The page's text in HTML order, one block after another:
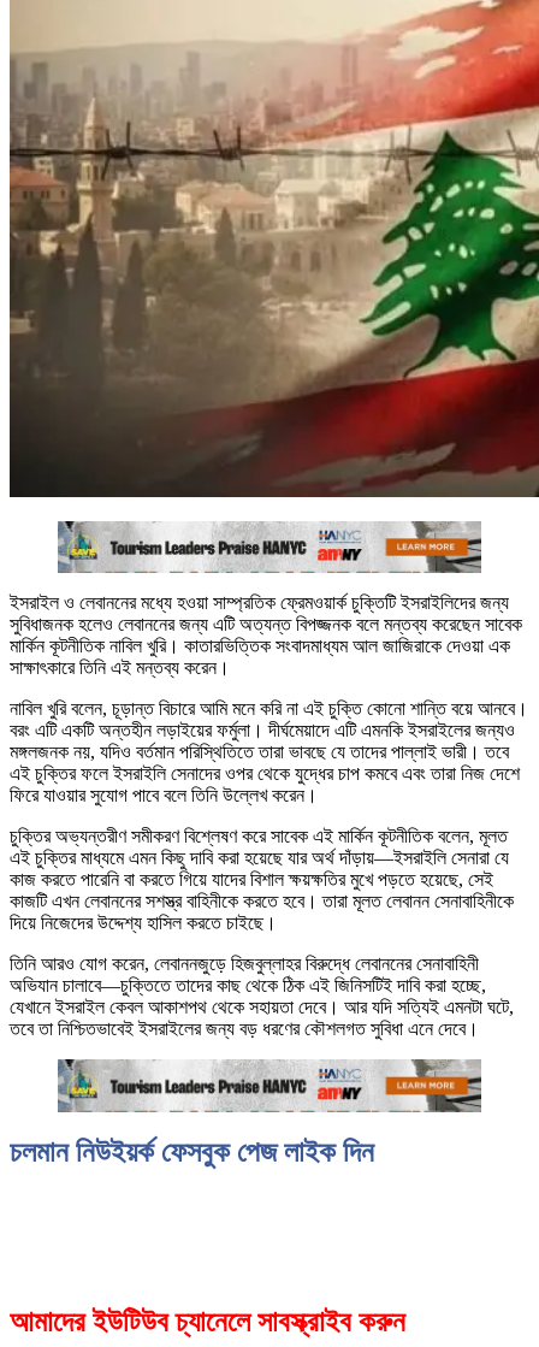
ইসরাইল ও লেবাননের মধ্যে হওয়া সাম্প্রতিক ফ্রেমওয়ার্ক চুক্তিটি ইসরাইলিদের জন্য
সুবিধাজনক হলেও লেবাননের জন্য এটি অত্যন্ত বিপজ্জনক বলে মন্তব্য করেছেন সাবেক
মার্কিন কূটনীতিক নাবিল খুরি। কাতারভিত্তিক সংবাদমাধ্যম আল জাজিরাকে দেওয়া এক
সাক্ষাৎকারে তিনি এই মন্তব্য করেন।
নাবিল খুরি বলেন, চূড়ান্ত বিচারে আমি মনে করি না এই চুক্তি কোনো শান্তি বয়ে আনবে।
বরং এটি একটি অন্তহীন লড়াইয়ের ফর্মুলা। দীর্ঘমেয়াদে এটি এমনকি ইসরাইলের জন্যও
মঙ্গলজনক নয়, যদিও বর্তমান পরিস্থিতিতে তারা ভাবছে যে তাদের পাল্লাই ভারী। তবে
এই চুক্তির ফলে ইসরাইলি সেনাদের ওপর থেকে যুদ্ধের চাপ কমবে এবং তারা নিজ দেশে
ফিরে যাওয়ার সুযোগ পাবে বলে তিনি উল্লেখ করেন।
চুক্তির অভ্যন্তরীণ সমীকরণ বিশ্লেষণ করে সাবেক এই মার্কিন কূটনীতিক বলেন, মূলত
এই চুক্তির মাধ্যমে এমন কিছু দাবি করা হয়েছে যার অর্থ দাঁড়ায়—ইসরাইলি সেনারা যে
কাজ করতে পারেনি বা করতে গিয়ে যাদের বিশাল ক্ষয়ক্ষতির মুখে পড়তে হয়েছে, সেই
কাজটি এখন লেবাননের সশস্ত্র বাহিনীকে করতে হবে। তারা মূলত লেবানন সেনাবাহিনীকে
দিয়ে নিজেদের উদ্দেশ্য হাসিল করতে চাইছে।
তিনি আরও যোগ করেন, লেবাননজুড়ে হিজবুল্লাহর বিরুদ্ধে লেবাননের সেনাবাহিনী
অভিযান চালাবে—চুক্তিতে তাদের কাছ থেকে ঠিক এই জিনিসটিই দাবি করা হচ্ছে,
যেখানে ইসরাইল কেবল আকাশপথ থেকে সহায়তা দেবে। আর যদি সত্যিই এমনটা ঘটে,
তবে তা নিশ্চিতভাবেই ইসরাইলের জন্য বড় ধরণের কৌশলগত সুবিধা এনে দেবে।
চলমান নিউইয়র্ক ফেসবুক পেজ লাইক দিন
আমাদের ইউটিউব চ্যানেলে সাবস্ক্রাইব করুন